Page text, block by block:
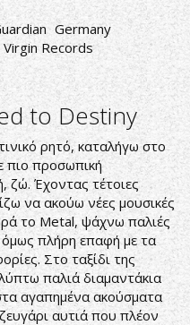
Germany
Virgin Records
to Destiny
ρητό, καταλήγω στο
πιο προσωπική
ζώ. Έχοντας τέτοιες
να ακούω νέες μουσικές
το Metal, ψάχνω παλιές
πλήρη επαφή με τα
Στο ταξίδι της
παλιά διαμαντάκια
αγαπημένα ακούσματα
αυτιά που πλέον